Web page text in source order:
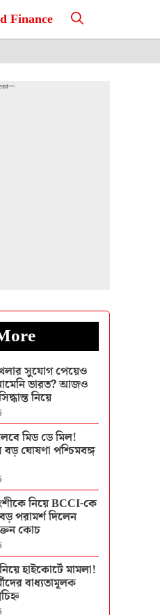
Finance
সুযোগ পেয়েও
ভারত? আজও
নিয়ে
মিড ডে মিল!
ঘোষণা পশ্চিমবঙ্গ
নিয়ে BCCI-কে
পরামর্শ দিলেন
কোচ
নিয়ে হাইকোর্টে মামলা!
বাধ্যতামূলক